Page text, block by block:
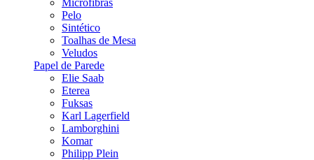
Microfibras
Pelo
Sintético
Toalhas de Mesa
Veludos
Papel de Parede
Elie Saab
Eterea
Fuksas
Karl Lagerfield
Lamborghini
Komar
Philipp Plein